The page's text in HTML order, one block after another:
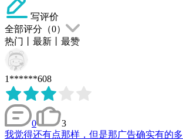
写评价
全部评分（0）
热门
最新 最赞
1******608
0
3
我觉得还有点那样，但是那广告确实有的多